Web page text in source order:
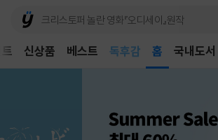
신상품 베스트
독후감
홈 국내도서